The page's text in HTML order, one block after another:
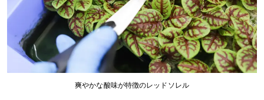
爽やかな酸味が特徴のレッドソレル